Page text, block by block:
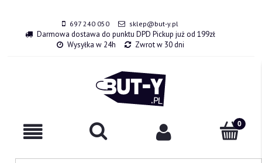
697 240 050 sklep@but-y.pl
Darmowa dostawa do punktu DPD Pickup już od 199zł
Wysyłka w 24h
Zwrot w 30 dni